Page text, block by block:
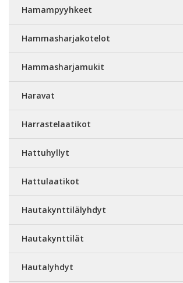
Hamampyyhkeet
Hammasharjakotelot
Hammasharjamukit
Haravat
Harrastelaatikot
Hattuhyllyt
Hattulaatikot
Hautakynttilälyhdyt
Hautakynttilät
Hautalyhdyt